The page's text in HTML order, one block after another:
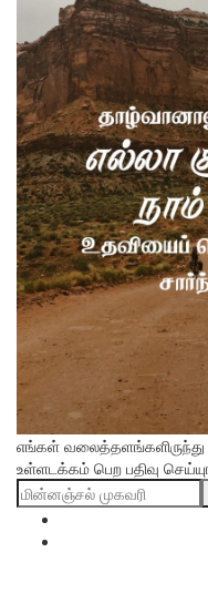
எங்கள் வலைத்தளங்களிருந்து
உள்ளடக்கம் பெற பதிவு